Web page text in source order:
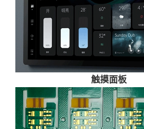
触摸面板